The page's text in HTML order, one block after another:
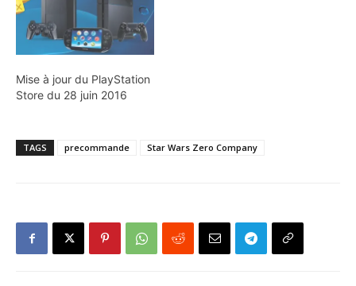
Mise à jour du PlayStation
Store du 28 juin 2016
TAGS precommande Star Wars Zero Company